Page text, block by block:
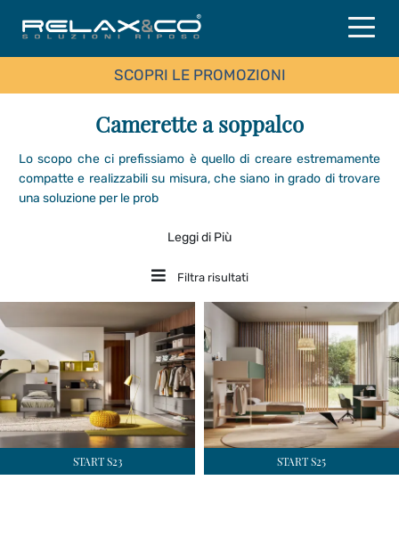
SCOPRI LE PROMOZIONI
Camerette a soppalco
Lo scopo che ci prefissiamo è quello di creare estremamente
compatte e realizzabili su misura, che siano in grado di trovare
una soluzione per le prob
Leggi di Più
Filtra risultati
START S23 START S25